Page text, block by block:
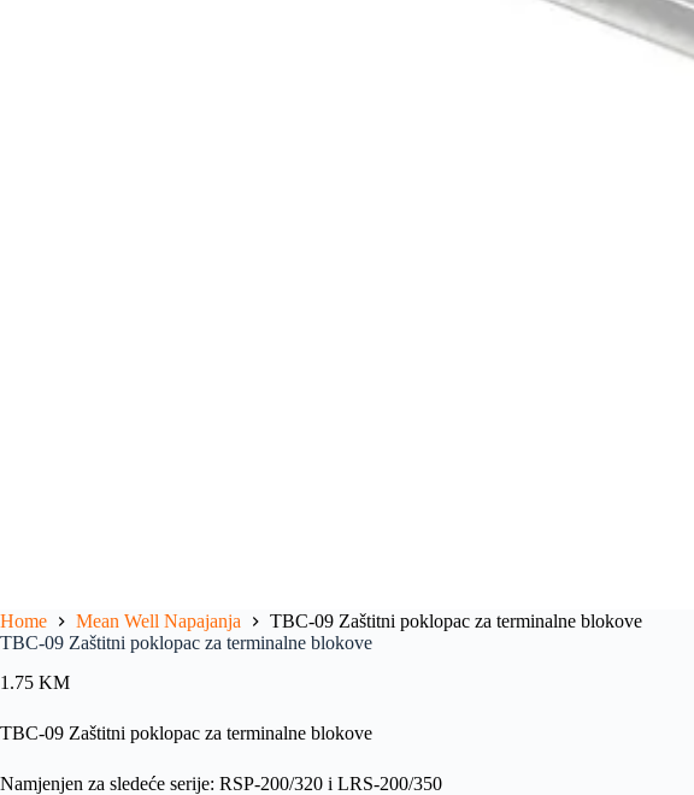
Home Mean Well Napajanja
TBC-09 Zaštitni poklopac za terminalne blokove
TBC-09 Zaštitni poklopac za terminalne blokove
1.75 KM
TBC-09 Zaštitni poklopac za terminalne blokove
Namjenjen za sledeće serije: RSP-200/320 i LRS-200/350